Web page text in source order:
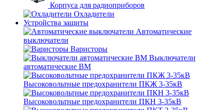
Корпуса для радиоприборов
Охладители
Устройства защиты
Автоматические
выключатели
Варисторы
Выключатели
автоматические ВМ
Высоковольтные предохранители ПКЖ 3-35кВ
Высоковольтные предохранители ПКН 3-35кВ